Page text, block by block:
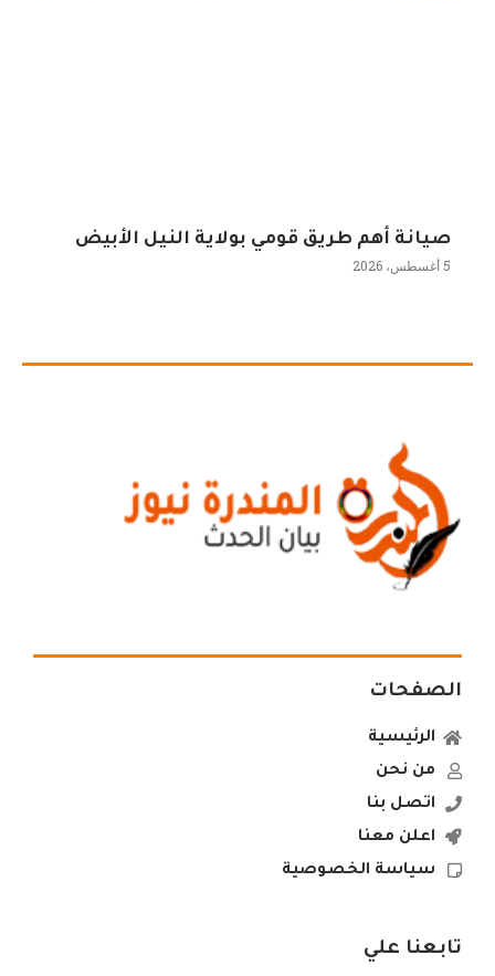
صيانة أهم طريق قومي بولاية النيل الأبيض
5 أغسطس، 2026
الصفحات
الرئيسية
من نحن
اتصل بنا
اعلن معنا
سياسة الخصوصية
تابعنا علي